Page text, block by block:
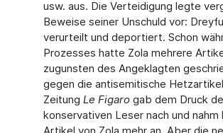
usw. aus. Die Verteidigung legte
Beweise seiner Unschuld vor:
verurteilt und deportiert. Schon
Prozesses hatte Zola mehrere
zugunsten des Angeklagten
gegen die antisemitische
Zeitung Le Figarogab dem Druck
konservativen Leser nach und nahm